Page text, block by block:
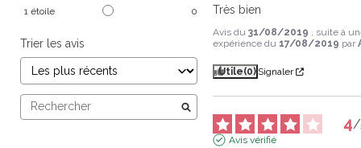
1 étoile 0
Trier les avis
Très bien
Avis du31/08/2019 , suite à
expérience du 17/08/2019 par
Utile(0) Signaler
4/
Avis vérifié